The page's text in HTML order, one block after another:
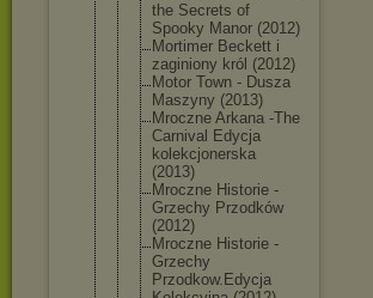
the Secrets of
Spooky Manor (2012)
Mortimer Beckett i
zaginiony król (2012)
Motor Town - Dusza
Maszyny (2013)
Mroczne Arkana -The
Carnival Edycja
kolekcjonerska
(2013)
Mroczne Historie -
Grzechy Przodków
(2012)
Mroczne Historie -
Grzechy
Przodkow.Edycja